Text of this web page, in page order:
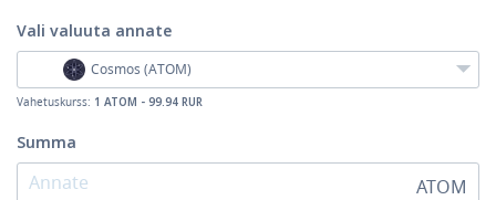
Vali valuuta annate
Cosmos (ATOM)
Vahetuskurss: 1 ATOM - 99.94 RUR
Summa
ATOM